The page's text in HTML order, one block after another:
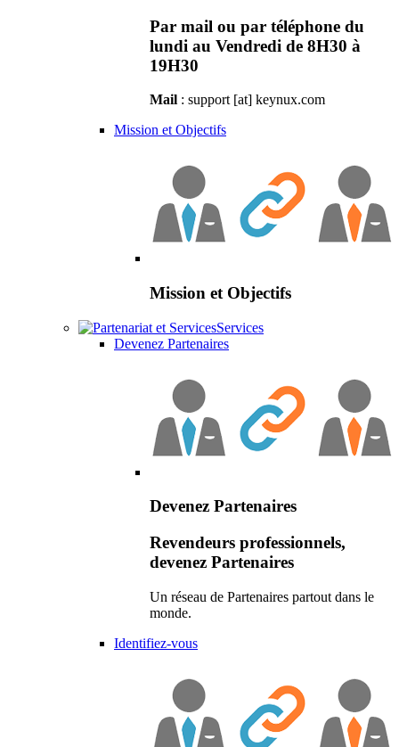
Par mail ou par téléphone du
lundi au Vendredi de 8H30 à
19H30
Mail : support [at] keynux.com
Mission et Objectifs
Mission et Objectifs
Services
Devenez Partenaires
Devenez Partenaires
Revendeurs professionnels,
devenez Partenaires
Un réseau de Partenaires partout dans le
monde.
Identifiez-vous